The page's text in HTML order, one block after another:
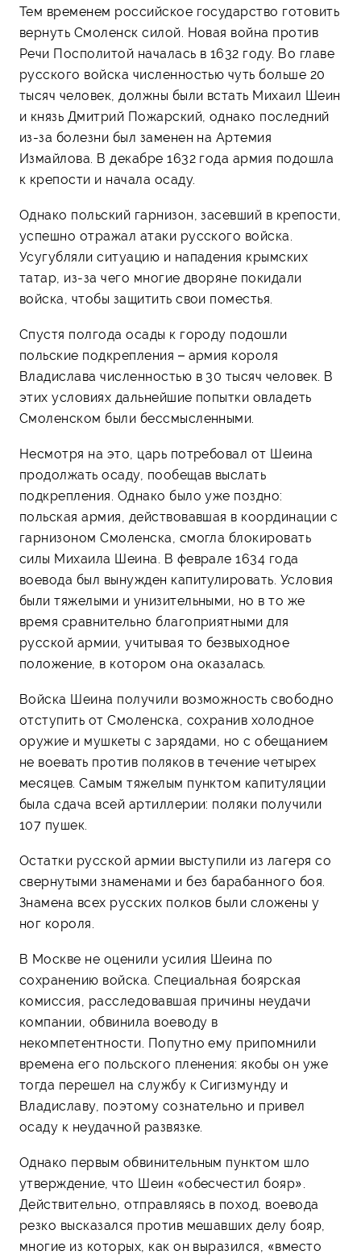
Тем временем российское государство готовить
вернуть Смоленск силой. Новая война против
Речи Посполитой началась в 1632 году. Во главе
русского войска численностью чуть больше 20
тысяч человек, должны были встать Михаил Шеин
и князь Дмитрий Пожарский, однако последний
из-за болезни был заменен на Артемия
Измайлова. В декабре 1632 года армия подошла
к крепости и начала осаду.
Однако польский гарнизон, засевший в крепости,
успешно отражал атаки русского войска.
Усугубляли ситуацию и нападения крымских
татар, из-за чего многие дворяне покидали
войска, чтобы защитить свои поместья.
Спустя полгода осады к городу подошли
польские подкрепления – армия короля
Владислава численностью в 30 тысяч человек. В
этих условиях дальнейшие попытки овладеть
Смоленском были бессмысленными.
Несмотря на это, царь потребовал от Шеина
продолжать осаду, пообещав выслать
подкрепления. Однако было уже поздно:
польская армия, действовавшая в координации с
гарнизоном Смоленска, смогла блокировать
силы Михаила Шеина. В феврале 1634 года
воевода был вынужден капитулировать. Условия
были тяжелыми и унизительными, но в то же
время сравнительно благоприятными для
русской армии, учитывая то безвыходное
положение, в котором она оказалась.
Войска Шеина получили возможность свободно
отступить от Смоленска, сохранив холодное
оружие и мушкеты с зарядами, но с обещанием
не воевать против поляков в течение четырех
месяцев. Самым тяжелым пунктом капитуляции
была сдача всей артиллерии: поляки получили
107 пушек.
Остатки русской армии выступили из лагеря со
свернутыми знаменами и без барабанного боя.
Знамена всех русских полков были сложены у
ног короля.
В Москве не оценили усилия Шеина по
сохранению войска. Специальная боярская
комиссия, расследовавшая причины неудачи
компании, обвинила воеводу в
некомпетентности. Попутно ему припомнили
времена его польского пленения: якобы он уже
тогда перешел на службу к Сигизмунду и
Владиславу, поэтому сознательно и привел
осаду к неудачной развязке.
Однако первым обвинительным пунктом шло
утверждение, что Шеин «обесчестил бояр».
Действительно, отправляясь в поход, воевода
резко высказался против мешавших делу бояр,
многие из которых, как он выразился, «вместо